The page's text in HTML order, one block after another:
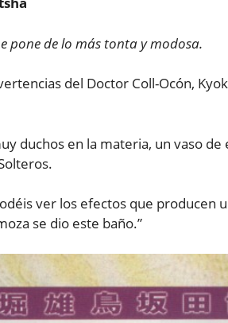
pone de lo más tonta y modosa.
del Doctor Coll-Ocón,
duchos en la materia, un vaso
ver los efectos que producen
se dio este baño.”